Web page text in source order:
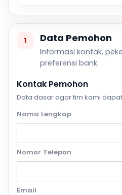
1 Data Pemohon
Informasi kontak,
preferensi bank.
Kontak Pemohon
Data dasar agar tim kami
Nama Lengkap
Nomor Telepon
Email